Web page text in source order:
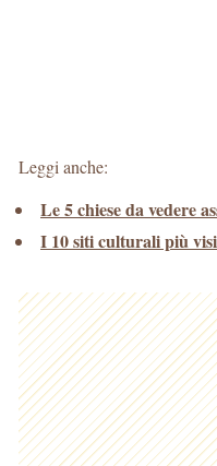
Leggi anche:
Le 5 chiese da vedere
I 10 siti culturali più